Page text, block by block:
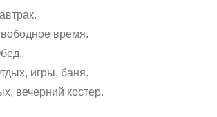
время.
игры, баня.
вечерний костер.